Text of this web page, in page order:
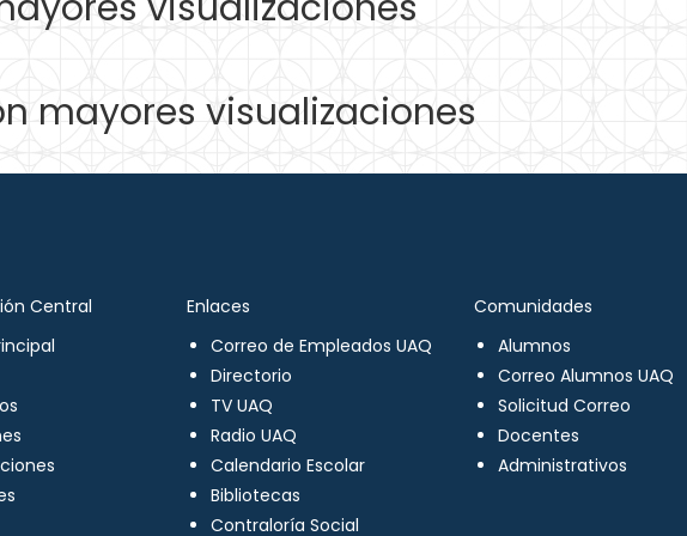
mayores visualizaciones
Central
Enlaces
Correo de Empleados UAQ
Directorio
TV UAQ
Radio UAQ
Calendario Escolar
Bibliotecas
Contraloría Social
Comunidades
Alumnos
Correo Alumnos UAQ
Solicitud Correo
Docentes
Administrativos